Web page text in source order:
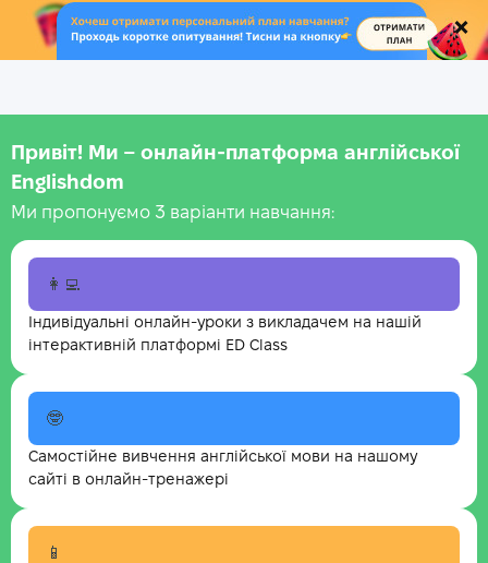
.
Привіт! Ми – онлайн-платформа англійської
Englishdom
Ми пропонуємо 3 варіанти навчання:
👩‍💻
Індивідуальні онлайн-уроки з викладачем на нашій
інтерактивній платформі ED Class
🤓
Самостійне вивчення англійської мови на нашому
сайті в онлайн-тренажері
📱